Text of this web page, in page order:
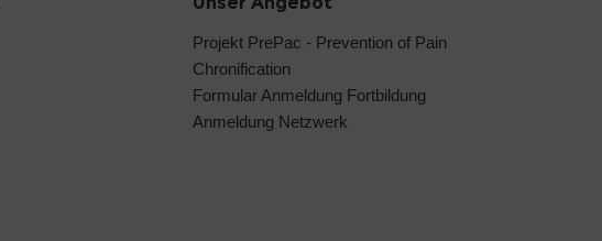
Projekt PrePac - Prevention of Pain
Chronification
Formular Anmeldung Fortbildung
Anmeldung Netzwerk